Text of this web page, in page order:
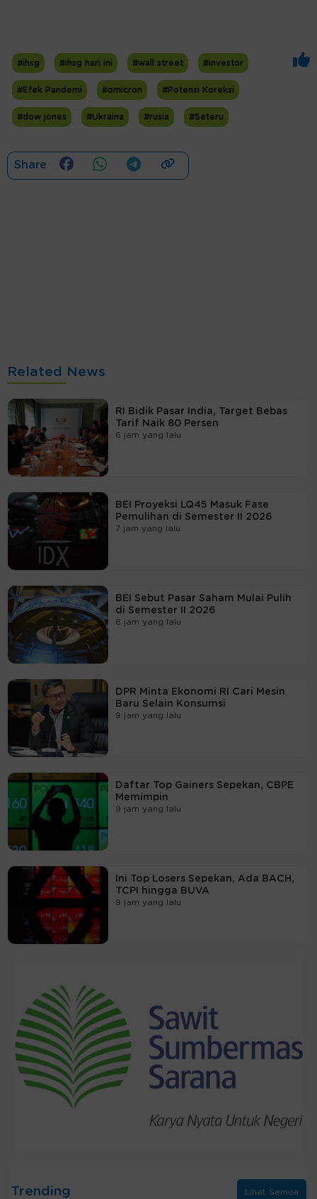
#ihsg #ihsg hari ini #wall street #investor
#Efek Pandemi #omicron #Potensi Koreksi
#dow jones #Ukraina #rusia #Seteru
Share
Related News
RI Bidik Pasar India, Target Bebas
Tarif Naik 80 Persen
6 jam yang lalu
BEI Proyeksi LQ45 Masuk Fase
Pemulihan di Semester II 2026
7 jam yang lalu
BEI Sebut Pasar Saham Mulai Pulih
di Semester II 2026
8 jam yang lalu
DPR Minta Ekonomi RI Cari Mesin
Baru Selain Konsumsi
9 jam yang lalu
Daftar Top Gainers Sepekan, CBPE
Memimpin
9 jam yang lalu
Ini Top Losers Sepekan, Ada BACH,
TCPI hingga BUVA
9 jam yang lalu
Trending Lihat Semua